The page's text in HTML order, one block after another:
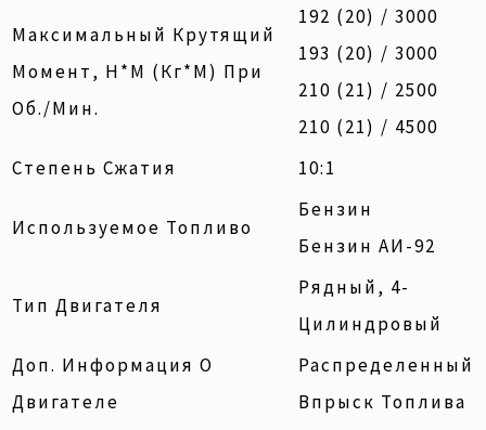
Максимальный Крутящий
Момент, Н*м (кг*м) При
Об./мин.
192 (20) / 3000
193 (20) / 3000
210 (21) / 2500
210 (21) / 4500
Степень Сжатия
10:1
Используемое Топливо
Бензин
Бензин АИ-92
Тип Двигателя
Рядный, 4-
Цилиндровый
Доп. Информация О
Двигателе
Распределенный
Впрыск Топлива